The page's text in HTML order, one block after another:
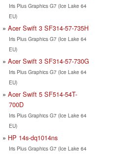
Iris Plus Graphics G7 (Ice Lake 64
EU)
Acer Swift 3 SF314-57-735H
Iris Plus Graphics G7 (Ice Lake 64
EU)
Acer Swift 3 SF314-57-730G
Iris Plus Graphics G7 (Ice Lake 64
EU)
Acer Swift 5 SF514-54T-
700D
Iris Plus Graphics G7 (Ice Lake 64
EU)
HP 14s-dq1014ns
Iris Plus Graphics G7 (Ice Lake 64